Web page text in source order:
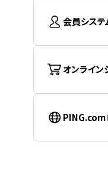
会員システ
オンライン
PING.com